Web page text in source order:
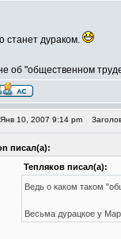
станет дураком.
об "общественном
10, 2007 9:14 pm
писал(а):
Тепляков писал(а):
Ведь о каком таком
Весьма дурацкое у